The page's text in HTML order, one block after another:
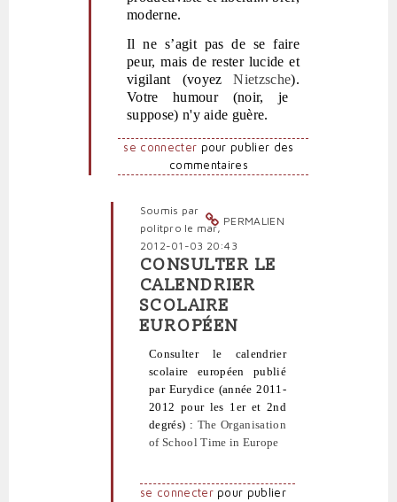
moderne.
Il ne s’agit pas de se faire
peur, mais de rester lucide et
vigilant (voyezNietzsche).
Votre humour (noir, je
suppose) n'y aide guère.
se connecter pour publier des
commentaires
PERMALIEN
Soumis par
politpro le mar,
2012-01-03 20:43
En
réponse
à
Calendrier
sérénité
politpro
CONSULTER LE
CALENDRIER
SCOLAIRE
EUROPÉEN
Consulter le calendrier
scolaire européen publié
par Eurydice (année 2011-
2012 pour les 1er et 2nd
degrés) : The Organisation
of School Time in Europe
se connecterpour publier